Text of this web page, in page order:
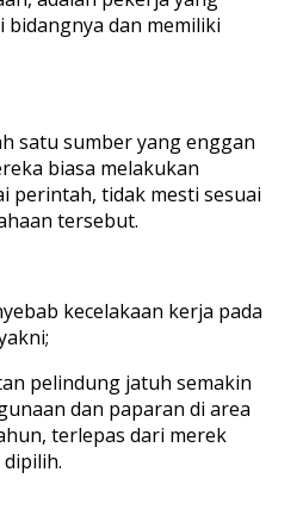
dan memiliki
satu sumber yang enggan
biasa melakukan
perintah, tidak mesti sesuai
tersebut.
kecelakaan kerja pada
pelindung jatuh semakin
dan paparan di area
terlepas dari merek